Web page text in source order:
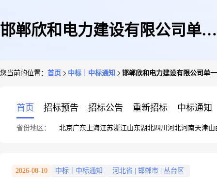
邯郸欣和电力建设有限公司单一
您当前的位置： 首页 中标｜中标通知 邯郸欣和电力建设有限公司单
首页 招标预告 招标公告 重新招标 中标通知
省份地区： 北京广东 上海江苏浙江山东湖北四川 河北河南天津山
2026-08-10 中标｜中标通知 河北省 邯郸市 丛台区